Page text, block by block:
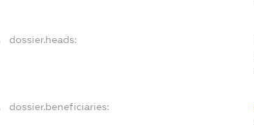
dossier.heads:
dossier.beneficiaries: